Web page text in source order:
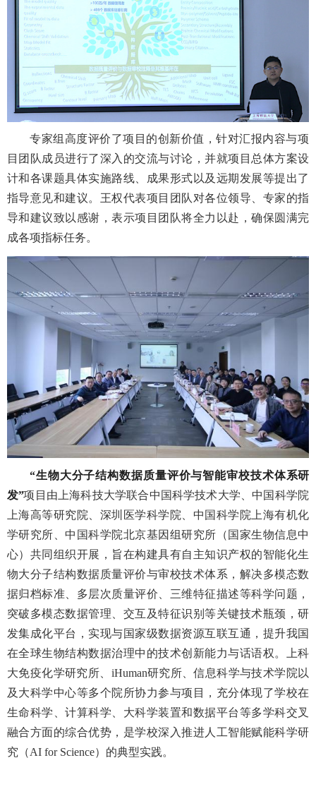
专家组高度评价了项目的创新价值，针对汇报内容与项
目团队成员进行了深入的交流与讨论，并就项目总体方案设
计和各课题具体实施路线、成果形式以及远期发展等提出了
指导意见和建议。王权代表项目团队对各位领导、专家的指
导和建议致以感谢，表示项目团队将全力以赴，确保圆满完
成各项指标任务。
“生物大分子结构数据质量评价与智能审校技术体系研
发”项目由上海科技大学联合中国科学技术大学、中国科学院
上海高等研究院、深圳医学科学院、中国科学院上海有机化
学研究所、中国科学院北京基因组研究所（国家生物信息中
心）共同组织开展，旨在构建具有自主知识产权的智能化生
物大分子结构数据质量评价与审校技术体系，解决多模态数
据归档标准、多层次质量评价、三维特征描述等科学问题，
突破多模态数据管理、交互及特征识别等关键技术瓶颈，研
发集成化平台，实现与国家级数据资源互联互通，提升我国
在全球生物结构数据治理中的技术创新能力与话语权。上科
大免疫化学研究所、iHuman研究所、信息科学与技术学院以
及大科学中心等多个院所协力参与项目，充分体现了学校在
生命科学、计算科学、大科学装置和数据平台等多学科交叉
融合方面的综合优势，是学校深入推进人工智能赋能科学研
究（AI for Science）的典型实践。